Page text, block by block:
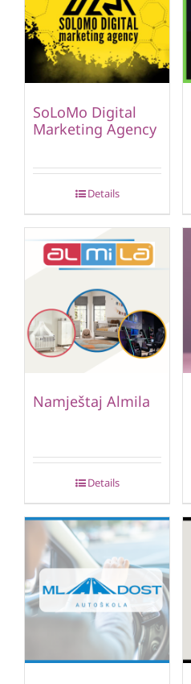
SoLoMo Digital
Marketing Agency
Details
Namještaj Almila
Details